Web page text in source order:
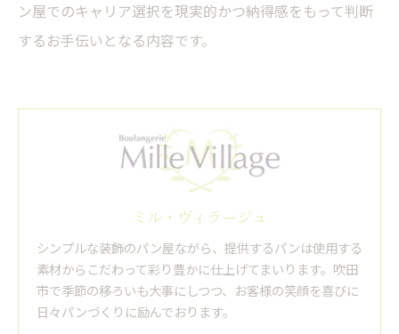
ン屋でのキャリア選択を現実的かつ納得感をもって判断
するお手伝いとなる内容です。
ミル・ヴィラージュ
シンプルな装飾のパン屋ながら、提供するパンは使用する
素材からこだわって彩り豊かに仕上げてまいります。吹田
市で季節の移ろいも大事にしつつ、お客様の笑顔を喜びに
日々パンづくりに励んでおります。